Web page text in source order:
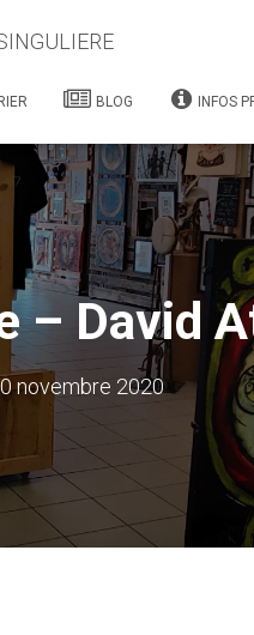
BLOG INFOS
– David
novembre 2020